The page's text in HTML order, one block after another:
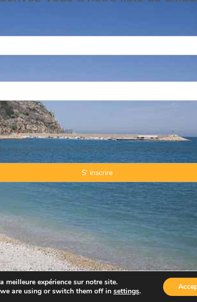
de données
mes données personnelles pour recevoir la publicité de
Spain By JadeVillas S.L. ·Avis legal·Protection de
expérience sur notre site.
are using or switch them off in settings.